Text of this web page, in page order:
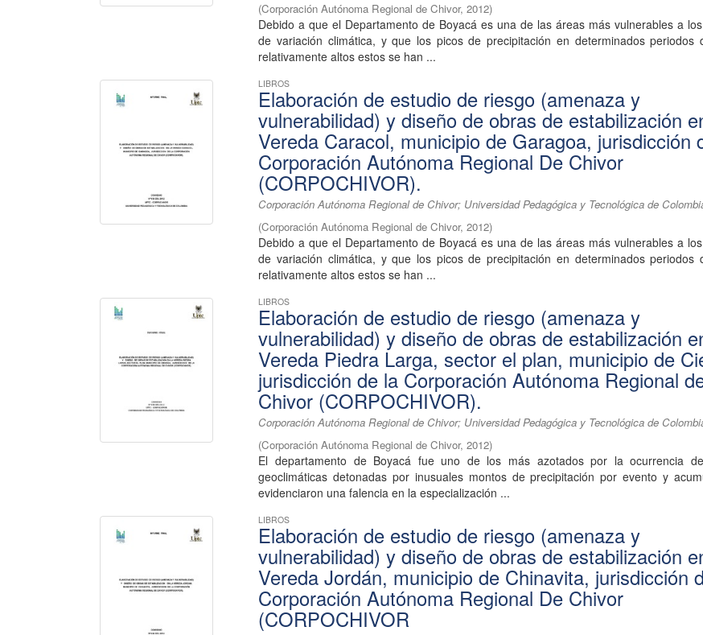
(Corporación Autónoma Regional de Chivor,2012)
Debido a que el Departamento de Boyacá es una de las áreas más vulnerables a
de variación climática, y que los picos de precipitación en determinados periodos
relativamente altos estos se han ...
LIBROS
Elaboración de estudio de riesgo (amenaza y
vulnerabilidad) y diseño de obras de estabilización
Vereda Caracol, municipio de Garagoa, jurisdicción
Corporación Autónoma Regional De Chivor
(CORPOCHIVOR).
Corporación Autónoma Regional de Chivor; Universidad Pedagógica y Tecnológica de
(Corporación Autónoma Regional de Chivor,2012)
Debido a que el Departamento de Boyacá es una de las áreas más vulnerables a
de variación climática, y que los picos de precipitación en determinados periodos
relativamente altos estos se han ...
LIBROS
Elaboración de estudio de riesgo (amenaza y
vulnerabilidad) y diseño de obras de estabilización
Vereda Piedra Larga, sector el plan, municipio de
jurisdicción de la Corporación Autónoma Regional
Chivor (CORPOCHIVOR).
Corporación Autónoma Regional de Chivor; Universidad Pedagógica y Tecnológica de
(Corporación Autónoma Regional de Chivor,2012)
El departamento de Boyacá fue uno de los más azotados por la ocurrencia
geoclimáticas detonadas por inusuales montos de precipitación por evento y
evidenciaron una falencia en la especialización ...
LIBROS
Elaboración de estudio de riesgo (amenaza y
vulnerabilidad) y diseño de obras de estabilización
Vereda Jordán, municipio de Chinavita, jurisdicción
Corporación Autónoma Regional De Chivor
(CORPOCHIVOR